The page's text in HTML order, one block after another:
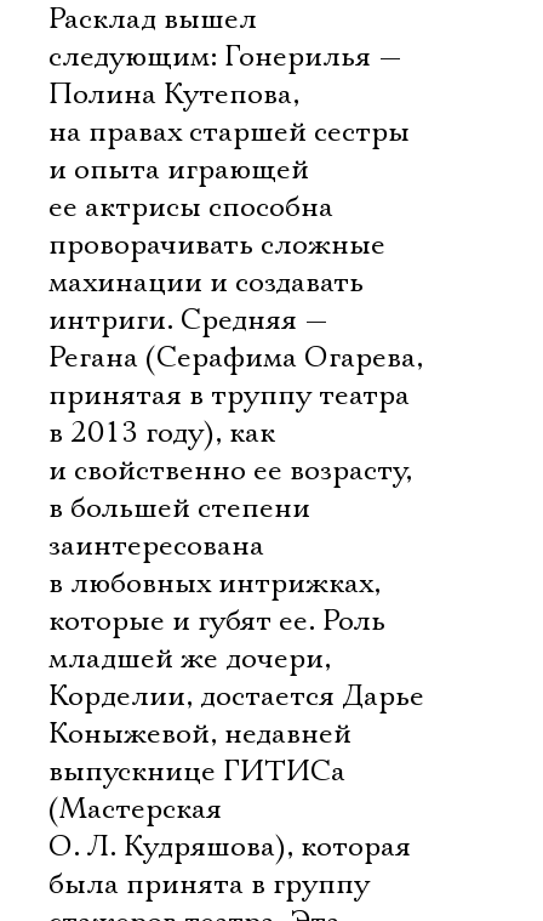
Расклад вышел
следующим: Гонерилья —
Полина Кутепова,
на правах старшей сестры
и опыта играющей
ее актрисы способна
проворачивать сложные
махинации и создавать
интриги. Средняя —
Регана (Серафима Огарева,
принятая в труппу театра
в 2013 году), как
и свойственно ее возрасту,
в большей степени
заинтересована
в любовных интрижках,
которые и губят ее. Роль
младшей же дочери,
Корделии, достается Дарье
Коныжевой, недавней
выпускнице ГИТИСа
(Мастерская
О. Л. Кудряшова), которая
была принята в группу